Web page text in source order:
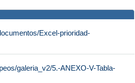
Excel-prioridad-
galeria_v2/5.-ANEXO-V-Tabla-